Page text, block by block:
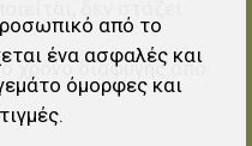
χρόνο διαφυγής από
από το
ένα ασφαλές και
όμορφες και